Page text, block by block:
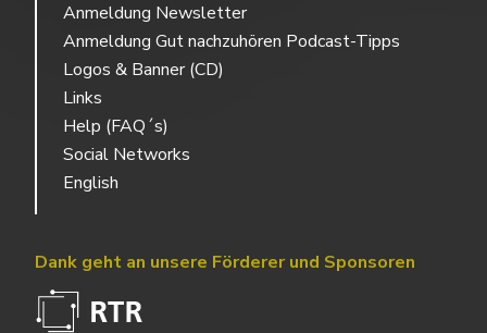
Anmeldung Newsletter
Anmeldung Gut nachzuhören Podcast-Tipps
Logos & Banner (CD)
Links
Help (FAQ´s)
Social Networks
English
Dank geht an unsere Förderer und Sponsoren